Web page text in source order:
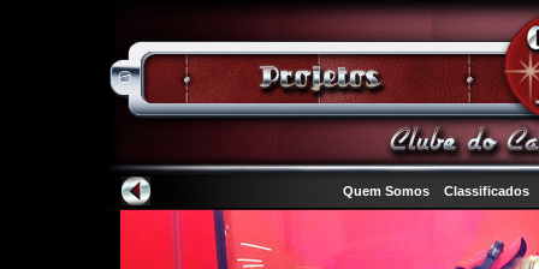
Quem Somos Classificados